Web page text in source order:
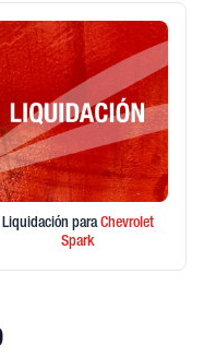
Liquidación paraChevrolet
Spark